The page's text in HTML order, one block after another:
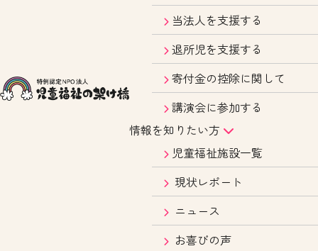
当法人を支援する
退所児を支援する
寄付金の控除に関して
講演会に参加する
情報を知りたい方
児童福祉施設一覧
現状レポート
ニュース
お喜びの声